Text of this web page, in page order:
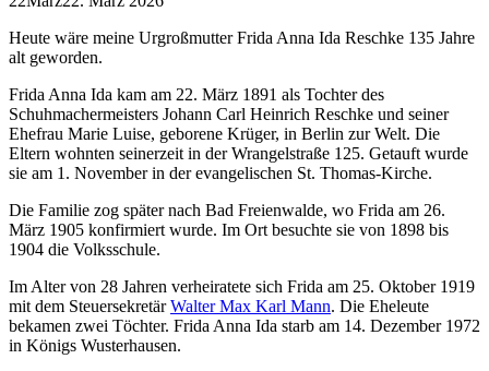
Heute wäre meine Urgroßmutter Frida Anna Ida Reschke 135 Jahre
alt geworden.
Frida Anna Ida kam am 22. März 1891 als Tochter des
Schuhmachermeisters Johann Carl Heinrich Reschke und seiner
Ehefrau Marie Luise, geborene Krüger, in Berlin zur Welt. Die
Eltern wohnten seinerzeit in der Wrangelstraße 125. Getauft wurde
sie am 1. November in der evangelischen St. Thomas-Kirche.
Die Familie zog später nach Bad Freienwalde, wo Frida am 26.
März 1905 konfirmiert wurde. Im Ort besuchte sie von 1898 bis
1904 die Volksschule.
Im Alter von 28 Jahren verheiratete sich Frida am 25. Oktober 1919
mit dem SteuersekretärWalter Max Karl Mann. Die Eheleute
bekamen zwei Töchter. Frida Anna Ida starb am 14. Dezember 1972
in Königs Wusterhausen.